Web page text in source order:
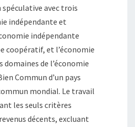
avec trois
indépendante et
indépendante
coopératif, et l’économie
domaines de l’économie
Commun d’un pays
mondial. Le travail
les seuls critères
décents, excluant